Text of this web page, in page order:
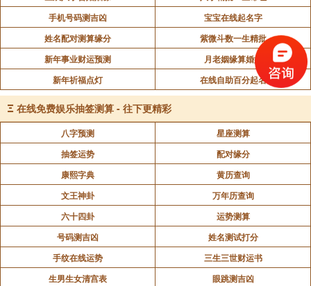
手机号码测吉凶
宝宝在线起名字
姓名配对测算缘分
紫微斗数一生精批
新年事业财运预测
月老姻缘算婚姻
新年祈福点灯
在线自助百分起名
Ξ 在线免费娱乐抽签测算 - 往下更精彩
八字预测
星座测算
抽签运势
配对缘分
康熙字典
黄历查询
文王神卦
万年历查询
六十四卦
运势测算
号码测吉凶
姓名测试打分
手纹在线运势
三生三世财运书
生男生女清宫表
眼跳测吉凶